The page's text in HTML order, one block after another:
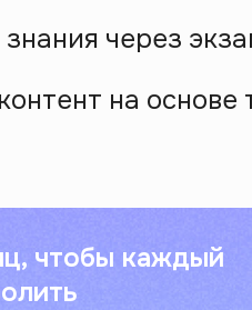
чтобы каждый
на основе
через